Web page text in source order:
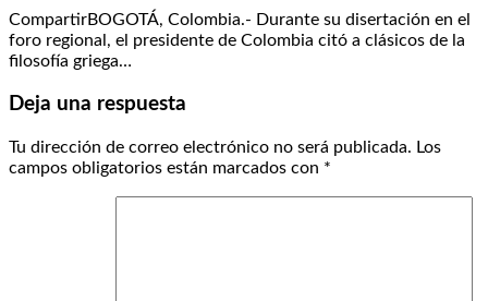
CompartirBOGOTÁ, Colombia.- Durante su disertación en el
foro regional, el presidente de Colombia citó a clásicos de la
filosofía griega…
Deja una respuesta
Tu dirección de correo electrónico no será publicada. Los
campos obligatorios están marcados con *